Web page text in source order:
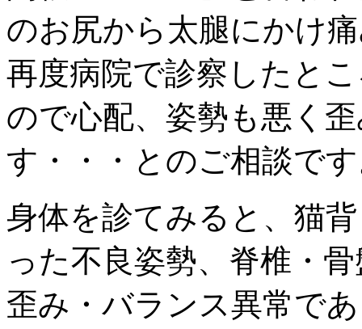
のお尻から太腿にかけ
再度病院で診察したと
ので心配、姿勢も悪く
す・・・とのご相談で
身体を診てみると、猫
った不良姿勢、脊椎・
歪み・バランス異常で